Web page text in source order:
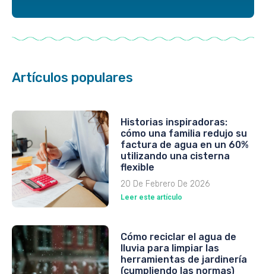
Artículos populares
Historias inspiradoras:
cómo una familia redujo su
factura de agua en un 60%
utilizando una cisterna
flexible
20 De Febrero De 2026
Leer este artículo
Cómo reciclar el agua de
lluvia para limpiar las
herramientas de jardinería
(cumpliendo las normas)